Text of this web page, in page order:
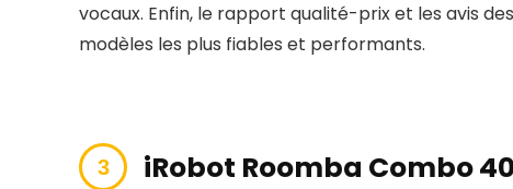
vocaux. Enfin, le rapport qualité-prix et les avis
modèles les plus fiables et performants.
iRobot Roomba Combo